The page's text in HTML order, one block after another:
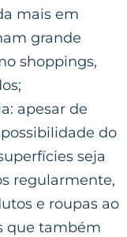
mais em
grande
shoppings,
apesar de
do
seja
regularmente,
e roupas ao
que também